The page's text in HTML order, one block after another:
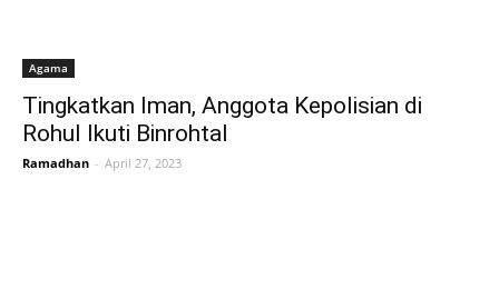
Agama
Tingkatkan Iman, Anggota Kepolisian di
Rohul Ikuti Binrohtal
Ramadhan - April 27, 2023